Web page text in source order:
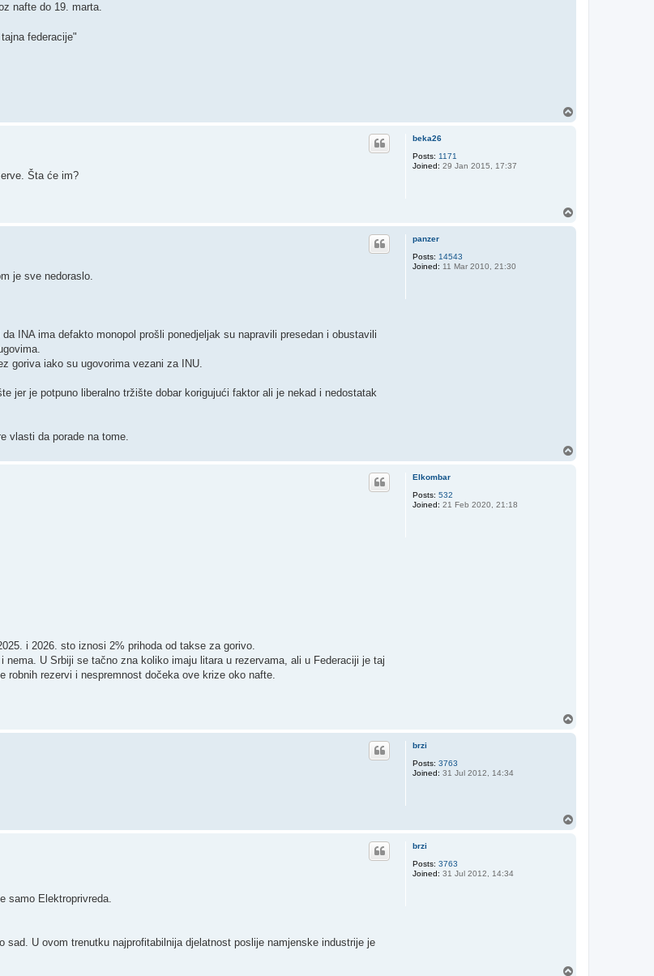
nafte do 19. marta.
federacije"
beka26
Posts: 1171
Joined: 29 Jan 2015, 17:37
Šta će im?
panzer
Posts: 14543
Joined: 11 Mar 2010, 21:30
je sve nedoraslo.
INA ima defakto monopol prošli ponedjeljak su napravili presedan i obustavili
goriva iako su ugovorima vezani za INU.
jer je potpuno liberalno tržište dobar korigujući faktor ali je nekad i nedostatak
vlasti da porade na tome.
Elkombar
Posts: 532
Joined: 21 Feb 2020, 21:18
i 2026. sto iznosi 2% prihoda od takse za gorivo.
U Srbiji se tačno zna koliko imaju litara u rezervama, ali u Federaciji je taj
rezervi i nespremnost dočeka ove krize oko nafte.
brzi
Posts: 3763
Joined: 31 Jul 2012, 14:34
brzi
Posts: 3763
Joined: 31 Jul 2012, 14:34
samo Elektroprivreda.
U ovom trenutku najprofitabilnija djelatnost poslije namjenske industrije je